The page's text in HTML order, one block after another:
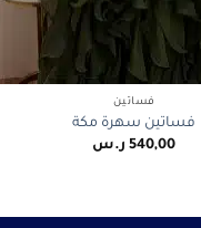
فساتين
فساتين سهرة مكة
540,00 ر.س